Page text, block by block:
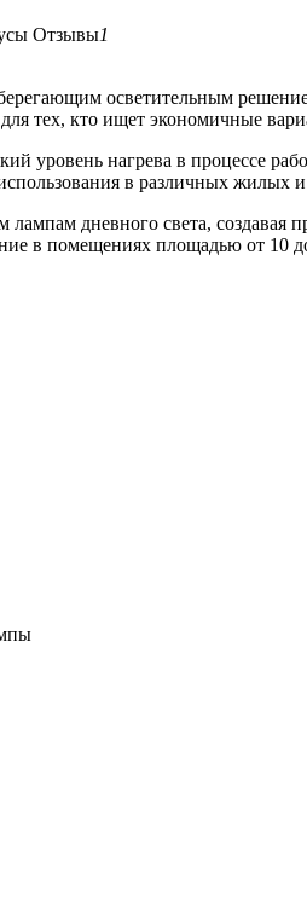
Отзывы1
осветительным
тех, кто ищет экономичные
уровень нагрева в процессе
в различных жилых
дневного света,
в помещениях площадью от